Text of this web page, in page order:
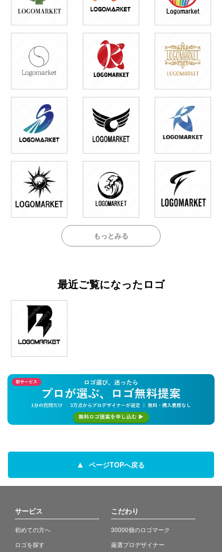
もっとみる
最近ご覧になったロゴ
ページTOPへ戻る
サービス
初めての方へ
ロゴを探す
こだわり
30000個のロゴマーク
厳選プロデザイナー